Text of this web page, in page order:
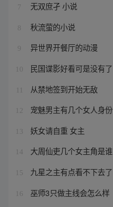
7 无双庶孑 小说
8 秋流萤的小说
9 异世界开餐厅的动漫
10 民国谍影好看可是没有了
从禁地签到开始无敌
12 宠魅男主有几个女人身份
13 妖女请自重 女主
14 大周仙吏几个女主角是谁
15 九星之主有点看不下去了
16 巫师3只做主线会怎么样